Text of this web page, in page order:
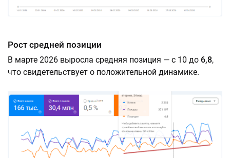
Рост средней позиции
В марте 2026 выросла средняя позиция — с 10 до 6,8,
что свидетельствует о положительной динамике.